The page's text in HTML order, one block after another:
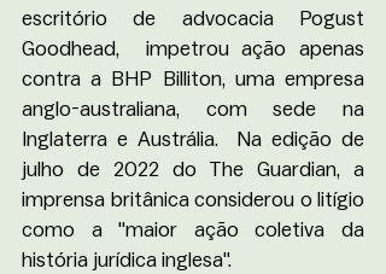
escritório de advocacia Pogust
Goodhead,  impetrou ação apenas
contra a BHP Billiton, uma empresa
anglo-australiana, com sede na
Inglaterra e Austrália.  Na edição de
julho de 2022 do The Guardian, a
imprensa britânica considerou o litígio
como a "maior ação coletiva da
história jurídica inglesa".